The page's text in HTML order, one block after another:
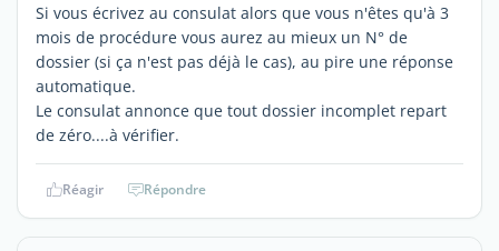
Si vous écrivez au consulat alors que vous n'êtes qu'à 3
mois de procédure vous aurez au mieux un N° de
dossier (si ça n'est pas déjà le cas), au pire une réponse
automatique.
Le consulat annonce que tout dossier incomplet repart
de zéro....à vérifier.
Réagir Répondre